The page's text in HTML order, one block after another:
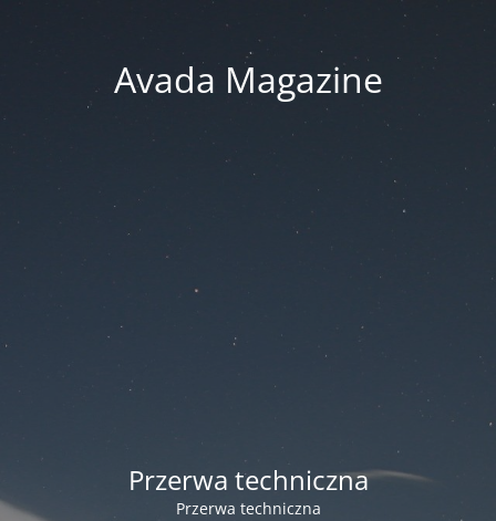
Avada Magazine
Przerwa techniczna
Przerwa techniczna